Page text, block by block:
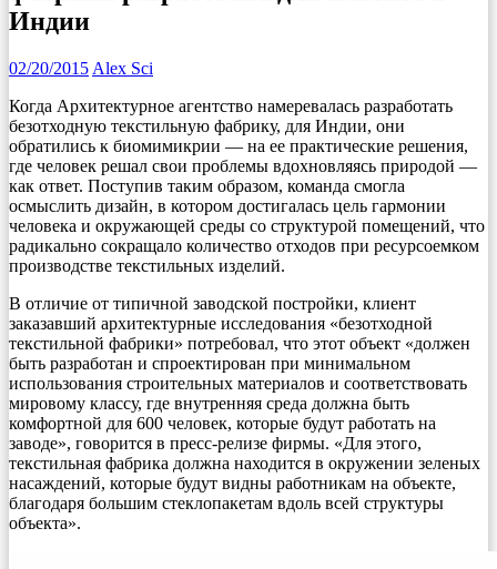
Индии
02/20/2015 Alex Sci
Когда Архитектурное агентство намеревалась разработать
безотходную текстильную фабрику, для Индии, они
обратились к биомимикрии — на ее практические решения,
где человек решал свои проблемы вдохновляясь природой —
как ответ. Поступив таким образом, команда смогла
осмыслить дизайн, в котором достигалась цель гармонии
человека и окружающей среды со структурой помещений, что
радикально сокращало количество отходов при ресурсоемком
производстве текстильных изделий.
В отличие от типичной заводской постройки, клиент
заказавший архитектурные исследования «безотходной
текстильной фабрики» потребовал, что этот объект «должен
быть разработан и спроектирован при минимальном
использования строительных материалов и соответствовать
мировому классу, где внутренняя среда должна быть
комфортной для 600 человек, которые будут работать на
заводе», говорится в пресс-релизе фирмы. «Для этого,
текстильная фабрика должна находится в окружении зеленых
насаждений, которые будут видны работникам на объекте,
благодаря большим стеклопакетам вдоль всей структуры
объекта».